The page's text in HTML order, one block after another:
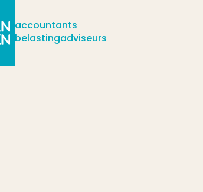
accountants
belastingadviseurs